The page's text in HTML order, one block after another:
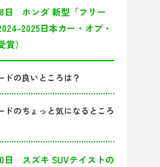
日 ホンダ 新型「フリー
2025日本カー・オブ・
）
ドの良いところは？
ドのちょっと気になるところ
日 スズキ SUVテイストの